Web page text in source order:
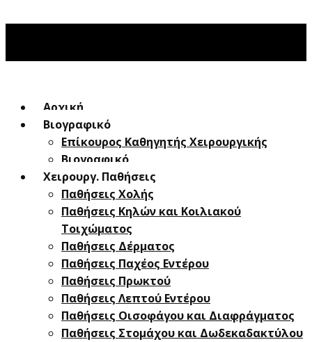
Αρχική
Βιογραφικό
Επίκουρος Καθηγητής Χειρουργικής
Βιογραφικό
Χειρουργ. Παθήσεις
Παθήσεις Χολής
Παθήσεις ​Κηλών και Κοιλιακού
Τοιχώματος
Παθήσεις Δέρματος
Παθήσεις Παχέος Εντέρου
Παθήσεις Πρωκτού
Παθήσεις Λεπτού Εντέρου
Παθήσεις Οισοφάγου και Διαφράγματος
Παθήσεις Στομάχου και Δωδεκαδακτύλου